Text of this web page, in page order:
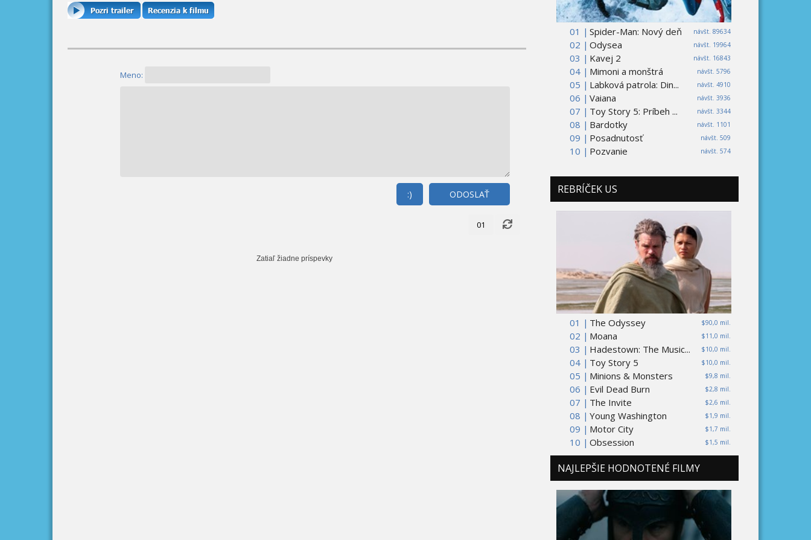
Meno:
ODOSLAŤ
:)
01
Zatiaľ žiadne príspevky
01 | návšt. 89634
Spider-Man: Nový deň
02 |
návšt. 19964
Odysea
03 |
návšt. 16843
Kavej 2
04 |
návšt. 5796
Mimoni a monštrá
05 |
návšt. 4910
Labková patrola: Din...
06 |
návšt. 3936
Vaiana
07 |
návšt. 3344
Toy Story 5: Príbeh ...
08 |
návšt. 1101
Bardotky
09 |
návšt. 509
Posadnutosť
10 |
návšt. 574
Pozvanie
REBRÍČEK US
01 | $90,0 mil.
The Odyssey
02 |
$11,0 mil.
Moana
03 |
$10,0 mil.
Hadestown: The Music...
04 |
$10,0 mil.
Toy Story 5
05 |
$9,8 mil.
Minions & Monsters
06 |
$2,8 mil.
Evil Dead Burn
07 |
$2,6 mil.
The Invite
08 |
$1,9 mil.
Young Washington
09 |
$1,7 mil.
Motor City
10 |
$1,5 mil.
Obsession
NAJLEPŠIE HODNOTENÉ FILMY